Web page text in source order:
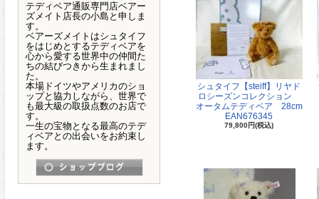
テディベア通販専門店ベアー
ズメイト店長の小島と申しま
す。
ベアーズメイトはシュタイフ
をはじめとするテディベアを
心から愛する世界中の仲間た
ちの結びつきから生まれまし
た。
本場ドイツやアメリカのショ
ップと協力しながら、世界で
も最大級の取扱点数のお店で
す。
一生の宝物となる最高のテデ
ィベアとの出会いをお約束し
ます。
シュタイフ【steiff】リヤド
ロシーズンコレクション
オータムテディベア 28cm
EAN676345
79,800円(税込)